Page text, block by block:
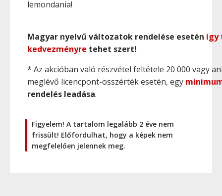
lemondania!
Magyar nyelvű változatok rendelése esetén így
kedvezményre tehet szert!
* Az akcióban való részvétel feltétele 20 000 vagy
meglévő licencpont-összérték esetén, egy
rendelés leadása.
Figyelem! A tartalom legalább 2 éve nem
frissült! Előfordulhat, hogy a képek nem
megfelelően jelennek meg.